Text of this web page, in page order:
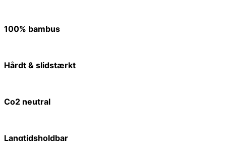
100% bambus
Hårdt & slidstærkt
Co2 neutral
Langtidsholdbar